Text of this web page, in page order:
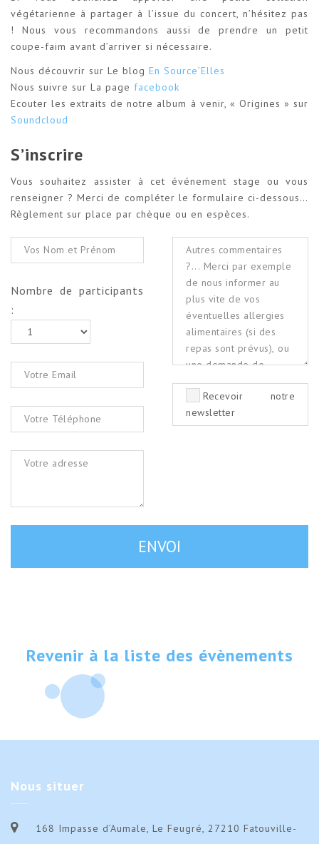
végétarienne à partager à l’issue du concert, n’hésitez pas
! Nous vous recommandons aussi de prendre un petit
coupe-faim avant d’arriver si nécessaire.
Nous découvrir sur Le blog En Source’Elles
Nous suivre sur La page facebook
Ecouter les extraits de notre album à venir, « Origines » sur
Soundcloud
S’inscrire
Vous souhaitez assister à cet événement stage ou vous
renseigner ? Merci de compléter le formulaire ci-dessous…
Règlement sur place par chèque ou en espèces.
Nombre de participants
:
Recevoir notre
newsletter
Revenir à la liste des évènements
Nous situer
168 Impasse d’Aumale, Le Feugré, 27210 Fatouville-